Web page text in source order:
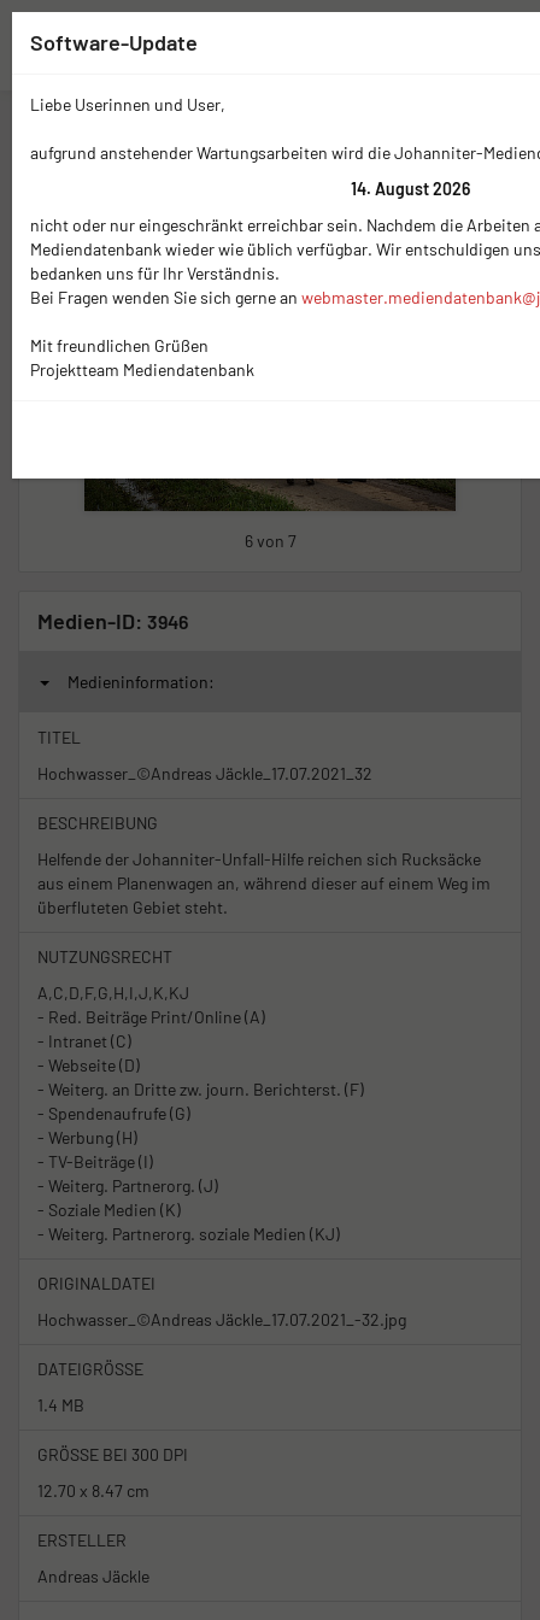
6 von 7
Medien-ID: 3946
Medieninformation:
TITEL
Hochwasser_©Andreas Jäckle_17.07.2021_32
BESCHREIBUNG
Helfende der Johanniter-Unfall-Hilfe reichen sich Rucksäcke
aus einem Planenwagen an, während dieser auf einem Weg im
überfluteten Gebiet steht.
NUTZUNGSRECHT
A,C,D,F,G,H,I,J,K,KJ
- Red. Beiträge Print/Online (A)
- Intranet (C)
- Webseite (D)
- Weiterg. an Dritte zw. journ. Berichterst. (F)
- Spendenaufrufe (G)
- Werbung (H)
- TV-Beiträge (I)
- Weiterg. Partnerorg. (J)
- Soziale Medien (K)
- Weiterg. Partnerorg. soziale Medien (KJ)
ORIGINALDATEI
Hochwasser_©Andreas Jäckle_17.07.2021_-32.jpg
DATEIGRÖSSE
1.4 MB
GRÖSSE BEI 300 DPI
12.70 x 8.47 cm
ERSTELLER
Andreas Jäckle
Software-Update
Liebe Userinnen und User,
aufgrund anstehender Wartungsarbeiten wird die Johanniter-
14. August 2026
nicht oder nur eingeschränkt erreichbar sein. Nachdem die Arbeiten
Mediendatenbank wieder wie üblich verfügbar. Wir entschuldigen
bedanken uns für Ihr Verständnis.
Bei Fragen wenden Sie sich gerne an
Mit freundlichen Grüßen
Projektteam Mediendatenbank